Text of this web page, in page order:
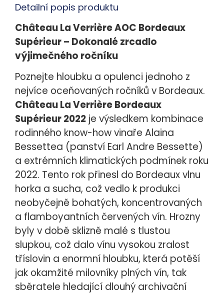
Detailní popis produktu
Château La Verrière AOC Bordeaux
Supérieur – Dokonalé zrcadlo
výjimečného ročníku
Poznejte hloubku a opulenci jednoho z
nejvíce oceňovaných ročníků v Bordeaux.
Château La Verrière Bordeaux
Supérieur 2022 je výsledkem kombinace
rodinného know-how vinaře Alaina
Bessettea (panství Earl Andre Bessette)
a extrémních klimatických podmínek roku
2022. Tento rok přinesl do Bordeaux vlnu
horka a sucha, což vedlo k produkci
neobyčejně bohatých, koncentrovaných
a flamboyantních červených vín. Hrozny
byly v době sklizně malé s tlustou
slupkou, což dalo vínu vysokou zralost
tříslovin a enormní hloubku, která potěší
jak okamžité milovníky plných vín, tak
sběratele hledající dlouhý archivační